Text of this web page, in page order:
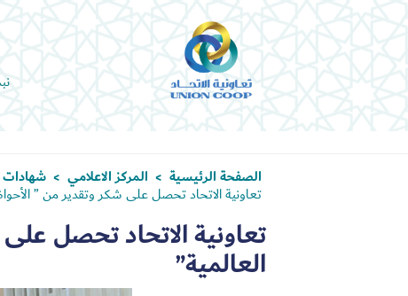
الصفحة الرئيسية > المركز الاعلامي >
تعاونية الاتحاد تحصل على شكر وتقدير من ”
تعاونية الاتحاد تحصل
العالمية”